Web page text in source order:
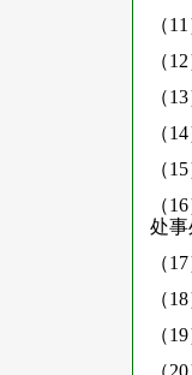
（
（
（
（
（
（
处事
（
（
（
（